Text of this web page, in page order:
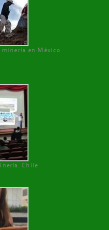
en México
Chile